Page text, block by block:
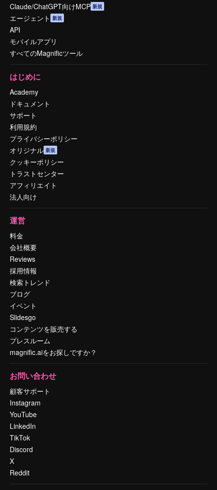
Claude/ChatGPT向けMCP 新規
エージェント 新規
API
モバイルアプリ
すべてのMagnificツール
はじめに
Academy
ドキュメント
サポート
利用規約
プライバシーポリシー
オリジナル 新規
クッキーポリシー
トラストセンター
アフィリエイト
法人向け
運営
料金
会社概要
Reviews
採用情報
検索トレンド
ブログ
イベント
Slidesgo
コンテンツを販売する
プレスルーム
magnific.aiをお探しですか？
お問い合わせ
顧客サポート
Instagram
YouTube
LinkedIn
TikTok
Discord
X
Reddit